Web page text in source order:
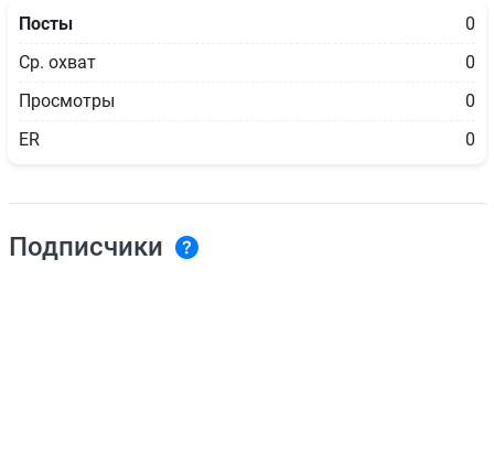
Посты
0
Ср. охват
0
Просмотры
0
ER
0
Подписчики